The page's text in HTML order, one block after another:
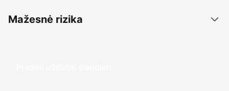
Mažesnė rizika
Pradėti uždirbti šiandien